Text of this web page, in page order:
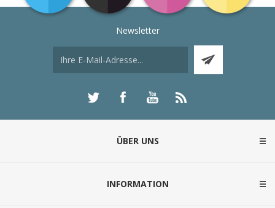
Newsletter
ÜBER UNS
INFORMATION